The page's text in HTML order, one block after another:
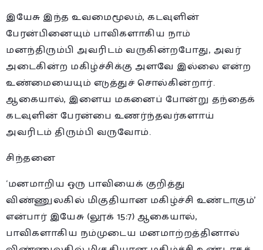
இயேசு இந்த உவமைமூலம், கடவுளின்
பேரன்பினையும் பாவிகளாகிய நாம்
மனந்திரும்பி அவரிடம் வருகின்றபோது, அவர்
அடைகின்ற மகிழ்ச்சிக்கு அளவே இல்லை என்ற
உண்மையையும் எடுத்துச் சொல்கின்றார்.
ஆகையால், இளைய மகனைப் போன்று தந்தைக்
கடவுளின் பேரன்பை உணர்ந்தவர்களாய்
அவரிடம் திரும்பி வருவோம்.
சிந்தனை
‘மனமாறிய ஒரு பாவியைக் குறித்து
விண்ணுலகில் மிகுதியான மகிழ்ச்சி உண்டாகும்’
என்பார் இயேசு (லூக் 15:7) ஆகையால்,
பாவிகளாகிய நம்முடைய மனமாற்றத்தினால்